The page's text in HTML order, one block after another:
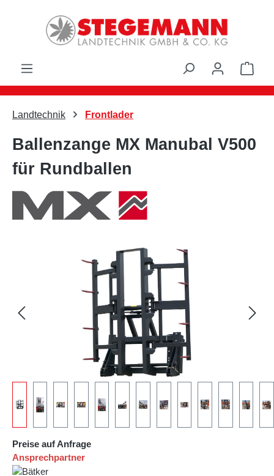
Zum Hauptinhalt springen
Landtechnik Frontlader
Ballenzange MX Manubal V500
für Rundballen
Preise auf Anfrage
Ansprechpartner